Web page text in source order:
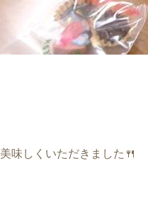
美味しくいただきました 🍴